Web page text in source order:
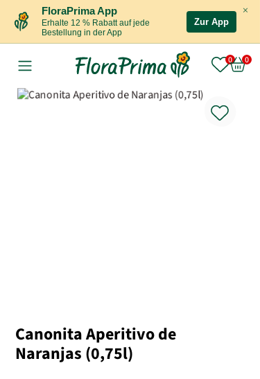
×
FloraPrima App
Erhalte 12 % Rabatt auf jede
Bestellung in der App
Zur App
Canonita Aperitivo de
Naranjas (0,75l)